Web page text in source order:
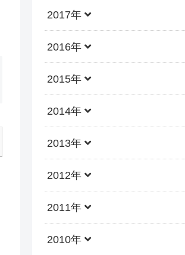
2017年
2016年
2015年
2014年
2013年
2012年
2011年
2010年